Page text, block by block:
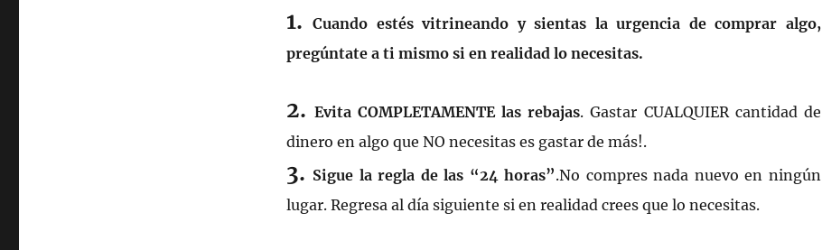
1.Cuando estés vitrineando y sientas la urgencia de comprar algo,
pregúntate a ti mismo si en realidad lo necesitas.
2.Evita COMPLETAMENTE las rebajas. Gastar CUALQUIER cantidad de
dinero en algo que NO necesitas es gastar de más!.
3. Sigue la regla de las “24 horas”.No compres nada nuevo en ningún
lugar. Regresa al día siguiente si en realidad crees que lo necesitas.